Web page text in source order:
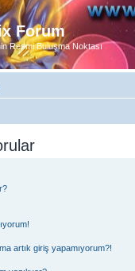
Forum
Resmi Buluşma Noktası
artık giriş yapamıyorum?!